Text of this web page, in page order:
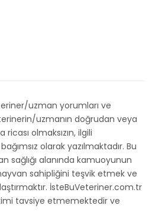
uzman yorumları ve
uzmanın doğrudan veya
olmaksızın, ilgili
olarak yazılmaktadır. Bu
sağlığı alanında kamuoyunun
sahipliğini teşvik etmek ve
İsteBuVeteriner.com.tr
tavsiye etmemektedir ve